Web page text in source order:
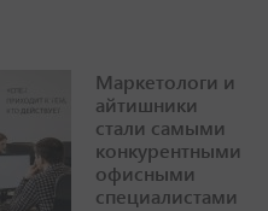
Маркетологи и
айтишники
стали самыми
конкурентными
офисными
специалистами